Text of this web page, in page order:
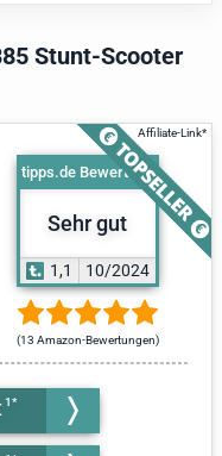
Stunt-Scooter
tipps.de Bewertung
Sehr gut
1,1 10/2024
(13 Amazon-Bewertungen)